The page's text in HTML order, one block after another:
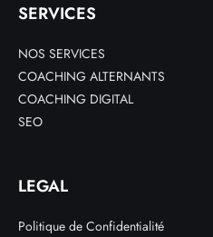
SERVICES
NOS SERVICES
COACHING ALTERNANTS
COACHING DIGITAL
SEO
LEGAL
Politique de Confidentialité